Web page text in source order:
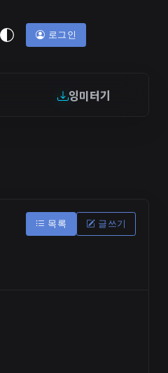
로그인
잉미터기
목록 글쓰기